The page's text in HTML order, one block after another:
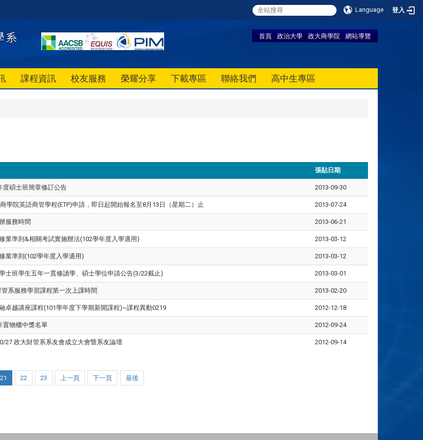
Language 登入
首頁 政治大學 政大商學院 網站導覽
課程資訊 校友服務 榮耀分享 下載專區 聯絡我們 高中生專區
張貼日期
度碩士班簡章修訂公告 2013-09-30
學院英語商管學程(ETP)申請，即日起開始報名至8月13日（星期二）止 2013-07-24
服務時間 2013-06-21
業準則&相關考試實施辦法(102學年度入學適用) 2013-03-12
業準則(102學年度入學適用) 2013-03-12
士班學生五年一貫修讀學、碩士學位申請公告(3/22截止) 2013-03-01
管系服務學習課程第一次上課時間 2013-02-20
卓越講座課程(101學年度下學期新開課程)~課程異動0219 2012-12-18
置物櫃中獎名單 2012-09-24
27 政大財管系系友會成立大會暨系友論壇 2012-09-14
21 22 23 上一頁 下一頁 最後